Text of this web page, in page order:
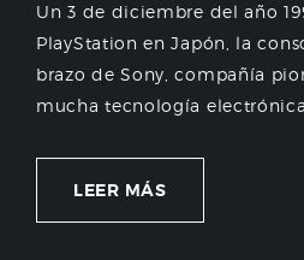
Un 3 de diciembre del año
PlayStation en Japón, la
brazo de Sony, compañía
mucha tecnología
LEER MÁS